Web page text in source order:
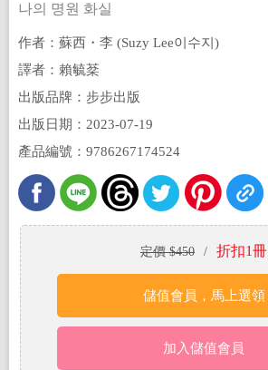
나의 명원 화실
作者：蘇西・李 (Suzy Lee이수지)
譯者：賴毓棻
出版品牌：步步出版
出版日期：2023-07-19
產品編號：9786267174524
定價 $450 / 折扣1冊
儲值會員，馬上選領
加入儲值會員